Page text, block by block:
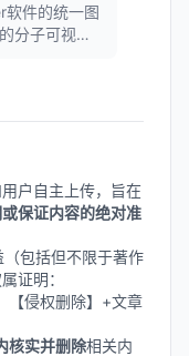
件的统一图
分子可视化
户自主上传，旨在
保证内容的绝对准
包括但不限于著作
证明：
【侵权删除】+文章
核实并删除相关内